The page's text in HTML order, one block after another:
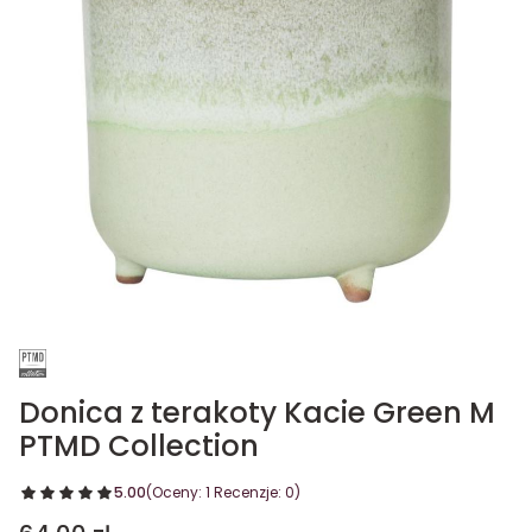
Donica z terakoty Kacie Green M
PTMD Collection
5.00(Oceny: 1 Recenzje: 0)